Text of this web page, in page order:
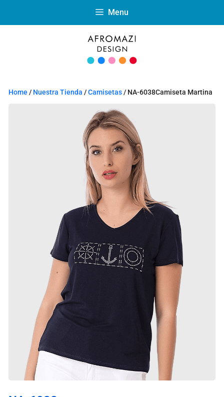
Menu
Home / Nuestra Tienda /Camisetas/ NA-6038Camiseta Martina